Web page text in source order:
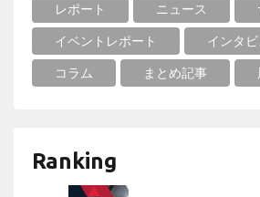
レポート ニュース
イベントレポート インタ
コラム まとめ記事
Ranking